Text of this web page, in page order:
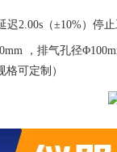
迟2.00s（±10%）停
，排气孔径
可定制）